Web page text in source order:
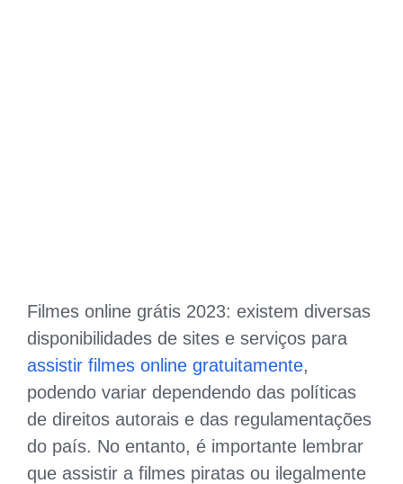
Filmes online grátis 2023: existem diversas
disponibilidades de sites e serviços para
assistir filmes online gratuitamente,
podendo variar dependendo das políticas
de direitos autorais e das regulamentações
do país. No entanto, é importante lembrar
que assistir a filmes piratas ou ilegalmente